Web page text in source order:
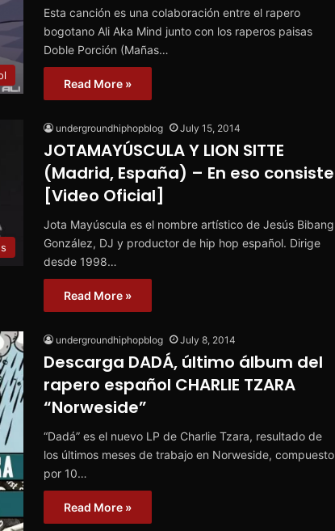
Esta canción es una colaboración entre el rapero
bogotano Ali Aka Mind junto con los raperos paisas
Doble Porción (Mañas…
Read More »
undergroundhiphopblog July 15, 2014
JOTAMAYÚSCULA Y LION SITTE
(Madrid, España) – En eso consiste
[Video Oficial]
Jota Mayúscula es el nombre artístico de Jesús Bibang
González, DJ y productor de hip hop español. Dirige
desde 1998…
Read More »
undergroundhiphopblog July 8, 2014
Descarga DADÁ, último álbum del
rapero español CHARLIE TZARA
“Norweside”
“Dadá” es el nuevo LP de Charlie Tzara, resultado de
los últimos meses de trabajo en Norweside, compuesto
por 10…
Read More »